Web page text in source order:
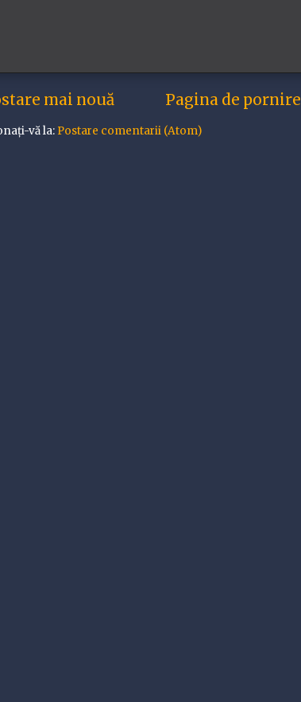
mai nouă Pagina de pornire
vă la: Postare comentarii (Atom)